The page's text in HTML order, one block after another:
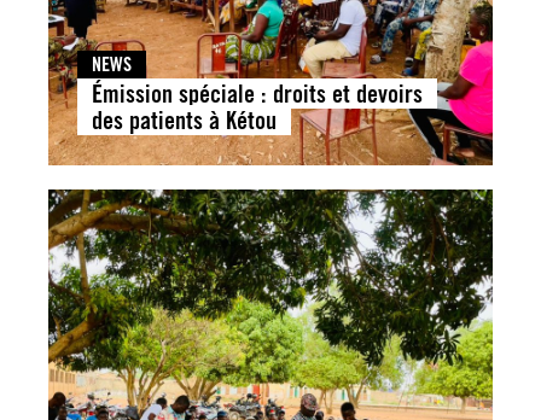
NEWS
Émission spéciale : droits et devoirs
des patients à Kétou